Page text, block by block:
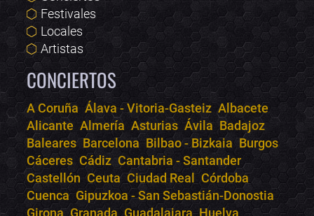
Festivales
Locales
Artistas
CONCIERTOS
A Coruña Álava - Vitoria-Gasteiz Albacete
Alicante Almería Asturias Ávila Badajoz
Baleares Barcelona Bilbao - Bizkaia Burgos
Cáceres Cádiz Cantabria - Santander
Castellón Ceuta Ciudad Real
Córdoba
Cuenca Gipuzkoa - San Sebastián-Donostia
Girona Granada Guadalajara Huelva
Bololoco · conciertos.club
Online · Te ayudo a encontrar conciertos